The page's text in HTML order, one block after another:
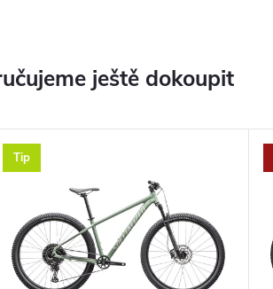
ještě dokoupit
Tip